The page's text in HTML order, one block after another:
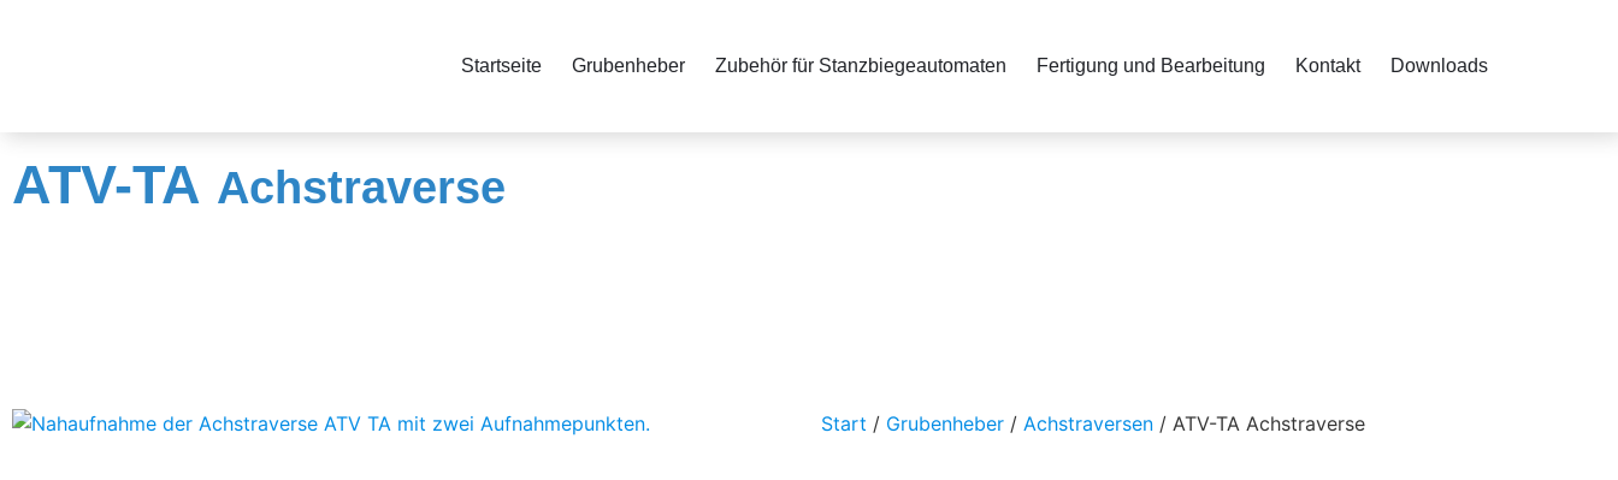
Startseite Grubenheber Zubehör für Stanzbiegeautomaten Fertigung und Bearbeitung Kontakt Downloads
ATV-TA Achstraverse
Start / Grubenheber / Achstraversen / ATV-TA Achstraverse